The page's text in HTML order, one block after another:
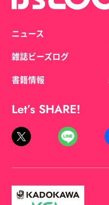
ニュース
雑誌ビーズログ
書籍情報
Let’s SHARE!